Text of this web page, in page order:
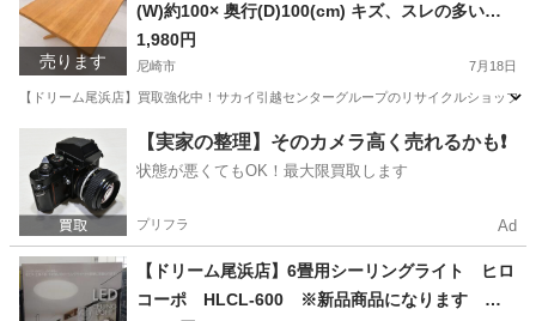
売ります
(W)約100× 奥行(D)100(cm) キズ、スレの多い商
品です。
1,980円
尼崎市 7月18日
【ドリーム尾浜店】買取強化中！サカイ引越センターグループのリサイクルショッ
テーブル ドリーム
【実家の整理】そのカメラ高く売れるかも❗️
状態が悪くてもOK！最大限買取します
プリフラ Ad
【ドリーム尾浜店】6畳用シーリングライト ヒロ
コーポ HLCL-600 ※新品商品になります 高